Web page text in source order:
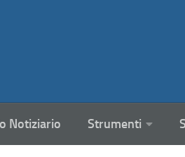
Notiziario Strumenti